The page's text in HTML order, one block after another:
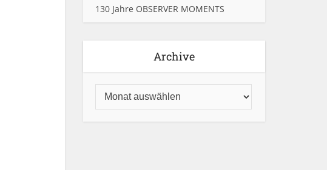
130 Jahre OBSERVER MOMENTS
Archive